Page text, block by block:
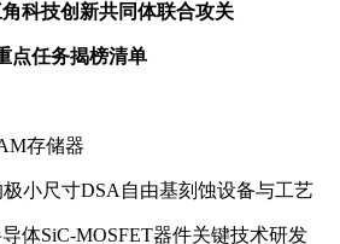
角科技创新共同体联合攻关
点任务揭榜清单
存储器
极小尺寸DSA自由基刻蚀设备与工艺
体SiC-MOSFET器件关键技术研发